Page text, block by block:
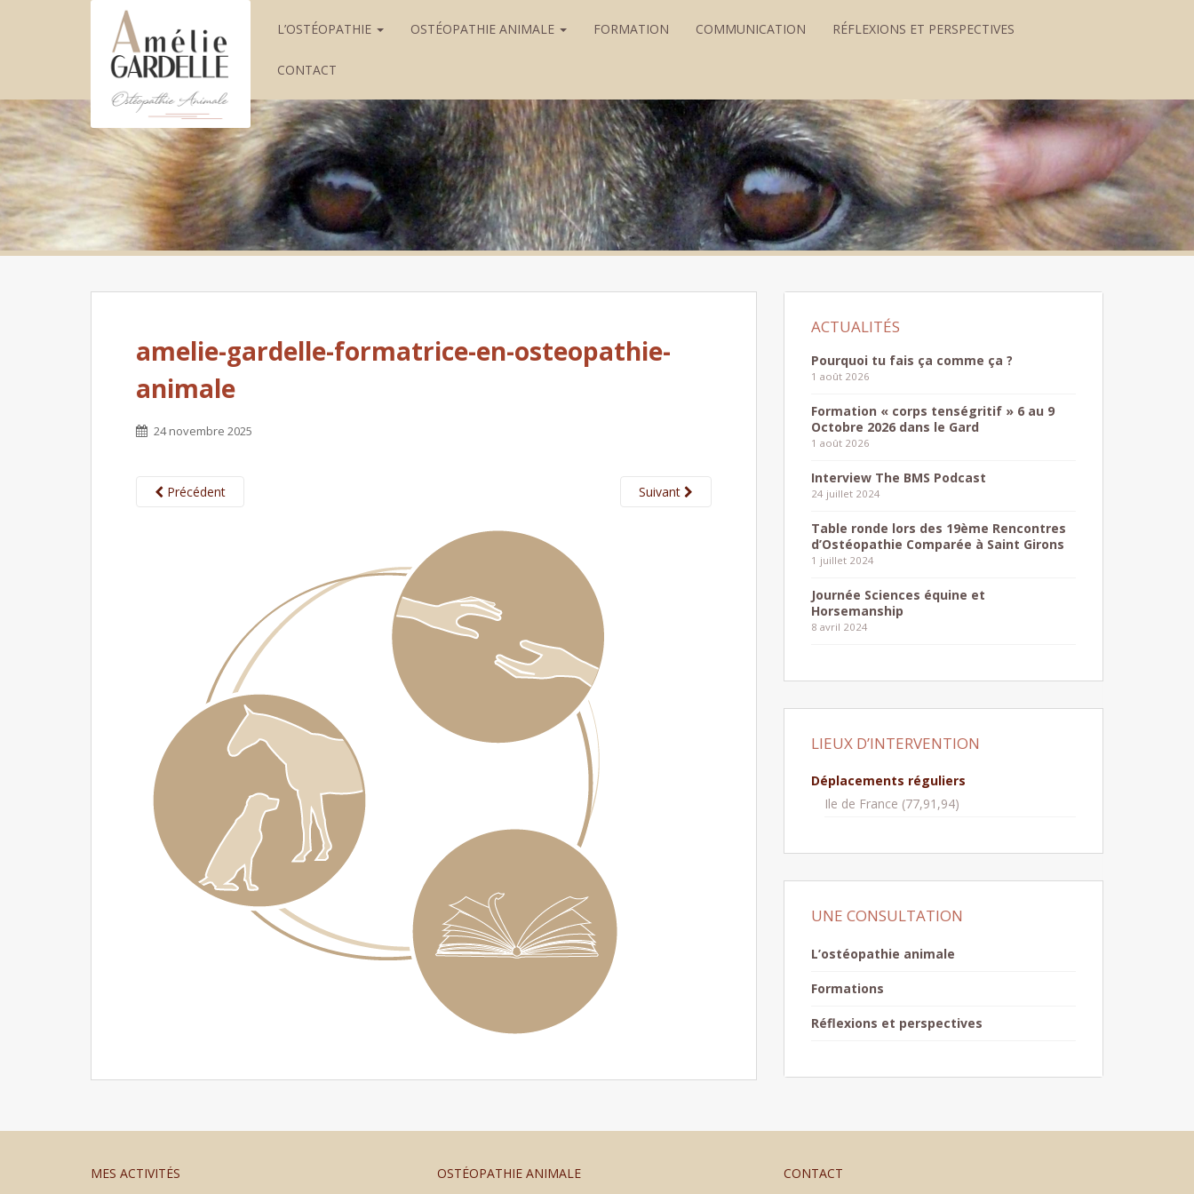
L’OSTÉOPATHIE OSTÉOPATHIE ANIMALE FORMATION COMMUNICATION RÉFLEXIONS ET PERSPECTIVES
CONTACT
amelie-gardelle-formatrice-en-osteopathie-
animale
24 novembre 2025
Précédent Suivant
Pourquoi tu fais ça comme ça ?
1 août 2026
Formation « corps tenségritif » 6 au 9
Octobre 2026 dans le Gard
1 août 2026
Interview The BMS Podcast
24 juillet 2024
Table ronde lors des 19ème Rencontres
d’Ostéopathie Comparée à Saint Girons
1 juillet 2024
Journée Sciences équine et
Horsemanship
8 avril 2024
LIEUX D’INTERVENTION
Déplacements réguliers
Ile de France (77,91,94)
UNE CONSULTATION
L’ostéopathie animale
Formations
Réflexions et perspectives
MES ACTIVITÉS OSTÉOPATHIE ANIMALE CONTACT